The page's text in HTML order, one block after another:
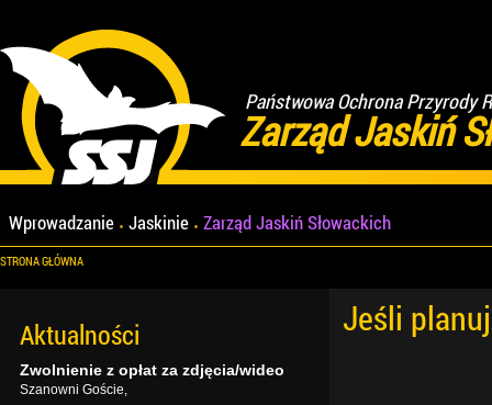
Państwowa Ochrona Przyrody
Zarząd Jaskiń
Wprowadzanie Jaskinie Zarząd Jaskiń Słowackich
STRONA GŁÓWNA
Jeśli
Aktualności
Zwolnienie z opłat za zdjęcia/wideo
Szanowni Goście,